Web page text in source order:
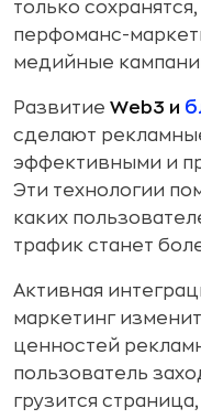
только
перфоманс-
медийные
Развитие Web3 и
сделают
эффективными и
Эти технологии
каких
трафик станет
Активная
маркетинг
ценностей
пользователь
грузится